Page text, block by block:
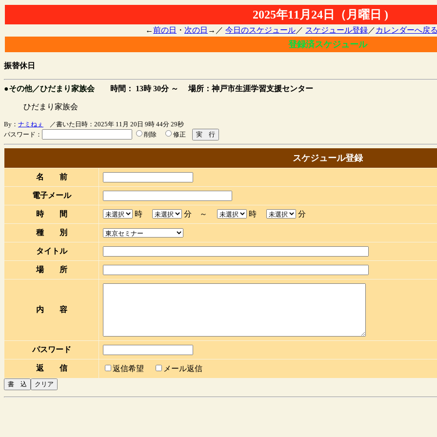
2025年11月24日（月曜日 )
←前の日 ・ 次の日 →／ 今日のスケジュール／ スケジュール登録／ カレンダーへ戻る
登録済スケジュール
振替休日
●その他／ひだまり家族会 時間： 13時 30分 ～ 場所：神戸市生涯学習支援センター
ひだまり家族会
By： ナミねぇ
／書いた日時：2025年 11月 20日 9時 44分 29秒
パスワード：
削除 修正
スケジュール登録
名 前
電子メール
時 間 時 分 ～ 時 分
種 別
タイトル
場 所
内 容
パスワード
返 信 返信希望 メール返信